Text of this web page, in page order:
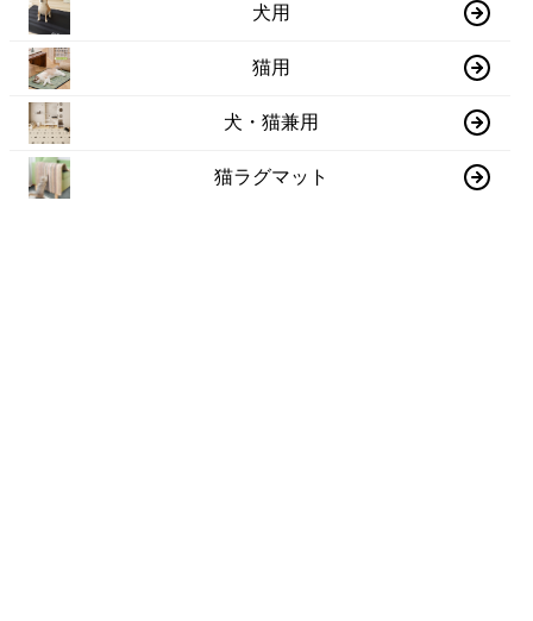
犬用
猫用
犬・猫兼用
猫ラグマット